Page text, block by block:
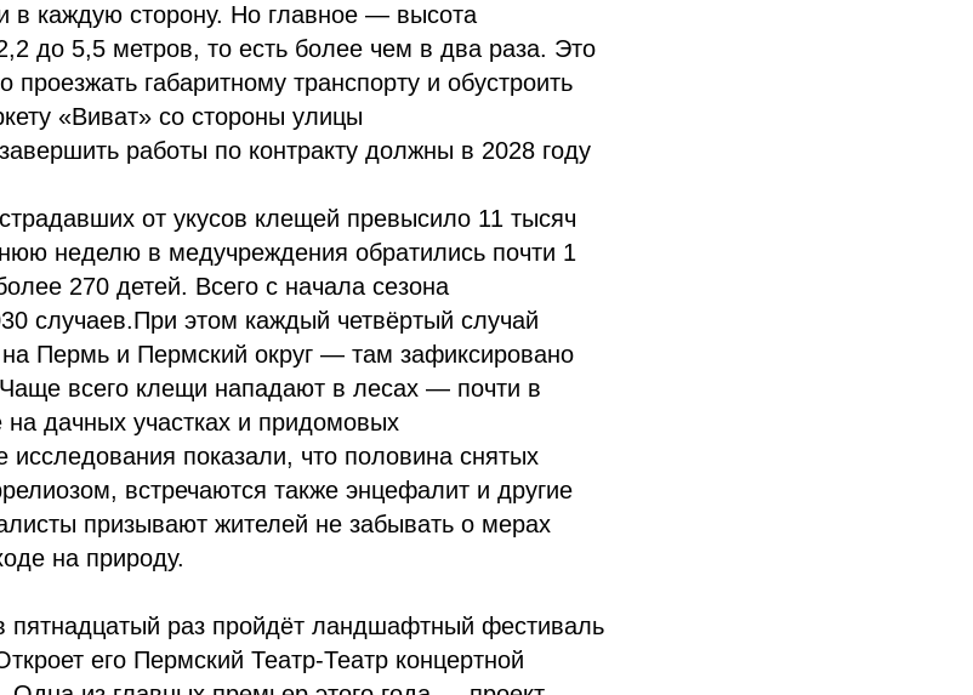
в каждую сторону. Но главное — высота
до 5,5 метров, то есть более чем в два раза. Это
габаритному транспорту и обустроить
«Виват» со стороны улицы
работы по контракту должны в 2028 году
от укусов клещей превысило 11 тысяч
неделю в медучреждения обратились почти 1
270 детей. Всего с начала сезона
случаев.При этом каждый четвёртый случай
Пермь и Пермский округ — там зафиксировано
всего клещи нападают в лесах — почти в
дачных участках и придомовых
исследования показали, что половина снятых
встречаются также энцефалит и другие
призывают жителей не забывать о мерах
на природу.
пятнадцатый раз пройдёт ландшафтный фестиваль
его Пермский Театр-Театр концертной